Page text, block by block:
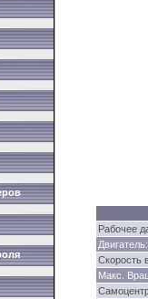
Рабочее
Двигатель:
Скорость
Макс.